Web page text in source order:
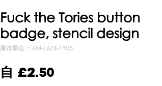
Fuck the Tories button
badge, stencil design
庫存單位： 6M-L6ZX-1Y05
自 £2.50